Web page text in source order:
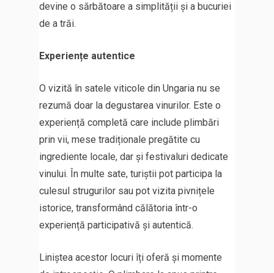
devine o sărbătoare a simplității și a bucuriei
de a trăi.
Experiențe autentice
O vizită în satele viticole din Ungaria nu se
rezumă doar la degustarea vinurilor. Este o
experiență completă care include plimbări
prin vii, mese tradiționale pregătite cu
ingrediente locale, dar și festivaluri dedicate
vinului. În multe sate, turiștii pot participa la
culesul strugurilor sau pot vizita pivnițele
istorice, transformând călătoria într-o
experiență participativă și autentică.
Liniștea acestor locuri îți oferă și momente